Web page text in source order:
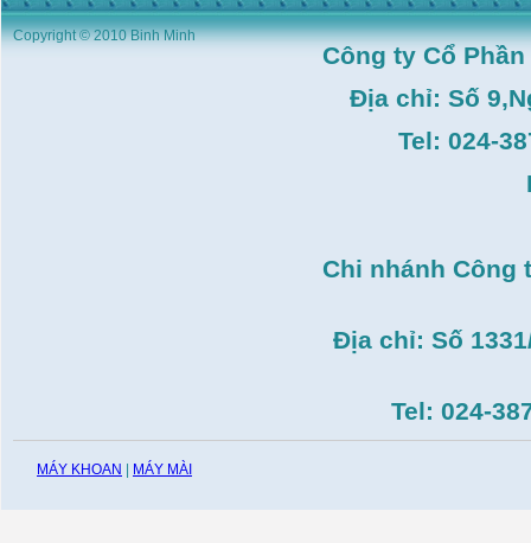
Máy duỗi sắt Hồng ký
HK–DSM114( 1HP,Ø8 -
Ø10)
Copyright © 2010 Binh Minh
Công ty Cổ
Địa chỉ: Số
Tel: 024-
Chi nhánh Công
Địa chỉ: Số
Tel: 024-
MÁY KHOAN MÁY MÀI